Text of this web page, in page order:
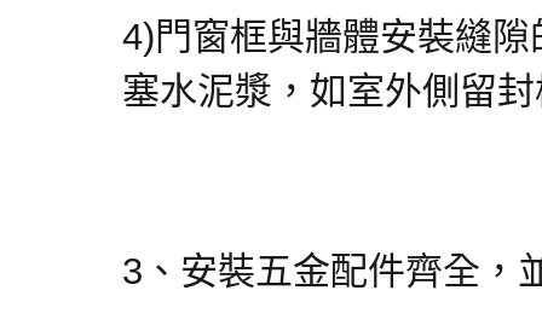
4)門窗框與牆體安裝縫
塞水泥漿，如室外側留
3、安裝五金配件齊全，